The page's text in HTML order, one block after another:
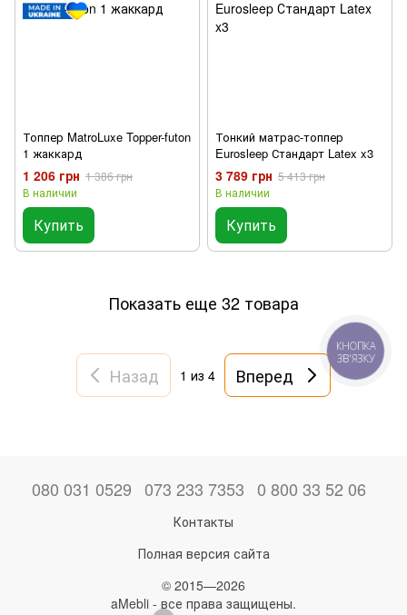
Топпер MatroLuxe Topper-futon
1 жаккард
1 206 грн 1 386 грн
В наличии
Купить
Тонкий матрас-топпер
Eurosleep Стандарт Latex x3
3 789 грн 5 413 грн
В наличии
Купить
Показать еще 32 товара
Назад 1 из 4 Вперед
080 031 0529 073 233 7353 0 800 33 52 06
Контакты
Полная версия сайта
© 2015—2026
aMebli - все права защищены.
КНОПКА
ЗВ'ЯЗКУ